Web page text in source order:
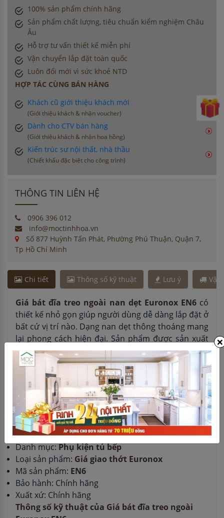
100% sản phẩm chính hãng
Sản phẩm chất lượng, tiêu chuẩn kiểm nghiệm Châu
Âu
Hỗ trợ tư vấn thiết kế miễn phí
Vận chuyển lắp đặt toàn quốc
Luôn đổi mới vì sức khoẻ NTD
HỢP TÁC CÙNG BÁN HÀNG
Khách cũ giới thiệu khách mới
(Giới thiệu khách & nhận voucher)
Dành cho CTV bán hàng
(Giới thiệu khách & nhận hoa hồng)
Kiến trúc sư nội thất, nhà thầu
(Chiết khấu đặc biệt cho công trình)
THÔNG TIN LIÊN HỆ
0906 396 012
info@moctinhhoa.vn
Số 877 Huỳnh Tấn Phát, Phường Phú Thuận, Quận 7,
Tp Hồ Chí Minh
Chi tiết Thông số kỹ thuật Lưu ý Vận
Giá bát đĩa treo ngoài nan dẹt Euronox EN6có
thiết kế nhỏ gọn giúp người dùng dễ dàng lắp đặt ở
bất cứ vị trí nào. Dạng nan dẹt thông thoáng mang
lại phong cách hiện đại. Sản phẩm được sản xuất
trên dây chuyền tiêu chuẩn Châu Âu, nhập khẩu
nguyên chiếc, phân phối bán tại Mộc Tinh Hoa, tư
vấn miễn phí, bảo hành chính hãng, vận chuyển và
lắp đặt toàn quốc.
Thông tin của Giá bát đĩa treo ngoài Euronox
EN6
Thương hiệu:Euronox
Danh mục:Phụ kiện tủ bếp
Loại sản phẩm: Giá giao thớt Euronox
Mã sản phẩm: EN6
Bảo hành: Chính hãng
Xuất xứ: Chính hãng
Thông số kỹ thuật của Giá bát đĩa treo ngoài
×